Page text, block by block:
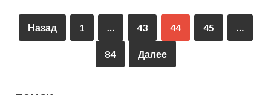
Назад 1 … 43 44 45 …
84 Далее